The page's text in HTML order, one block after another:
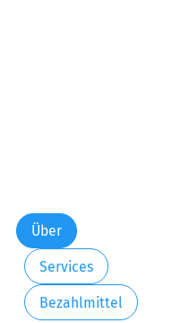
Über
Services
Bezahlmittel